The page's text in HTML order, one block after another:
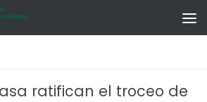
ratifican el troceo de